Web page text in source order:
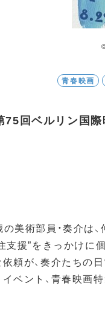
青春映画
回ベルリン国
美術部員・奏介は
支援”をきっかけ
頼が、奏介たちの
ベント、青春映画